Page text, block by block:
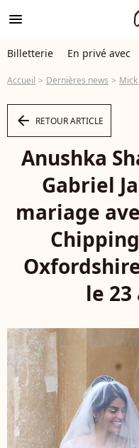
menu
Billetterie En privé avec
Accueil Dernières news Mick
arrow_left RETOUR ARTICLE
Anushka
Gabriel
mariage
le